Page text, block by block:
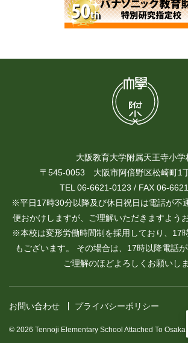
大阪教育大学附属天王寺小学
〒545-0053 大阪市阿倍野区松崎町1
TEL 06-6621-0123 / FAX 06-
※平日17時30分以降及び休日祝日は電話が不
便おかけしますが、ご理解いただきますよう
※本校は変形労働時間制を採用しており、17
もございます。 その場合は、17時以降電話が
ご理解のほどよろしくお願いしま
お問い合わせ プライバシーポリシー
© 2026 Tennoji Elementary School Attached To Osaka